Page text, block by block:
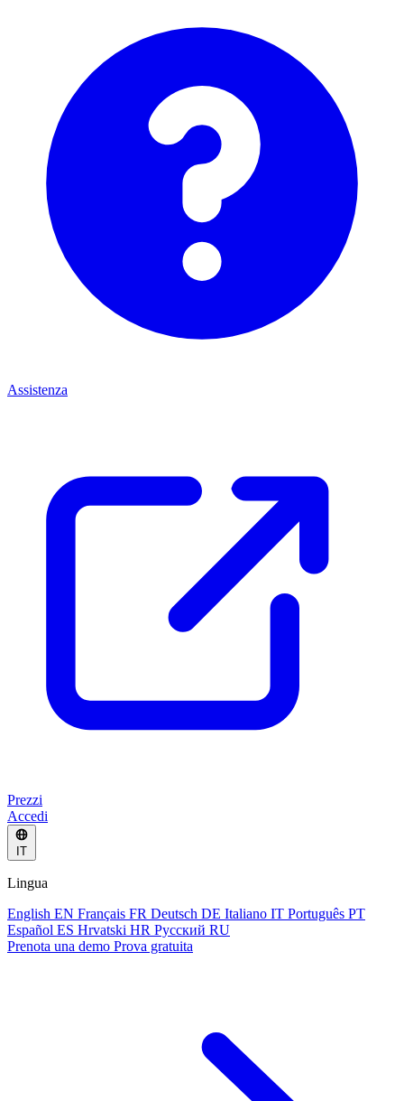
Assistenza
Prezzi
Accedi
IT
Lingua
English EN Français FR Deutsch DE Italiano IT Português PT
Español ES Hrvatski HR Русский RU
Prenota una demo Prova gratuita